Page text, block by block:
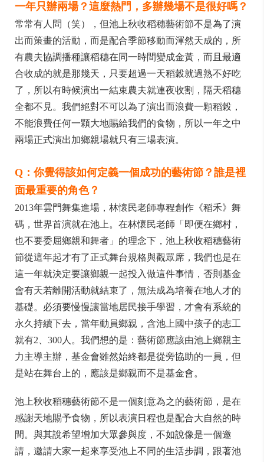
一年只辦兩場？這麼熱門，多辦幾場不是很好嗎？
常常有人問（笑），但池上秋收稻穗藝術節不是為了演
出而策畫的活動，而是配合季節移動而渾然天成的，所
有農夫協調播種讓稻穗在同一時間變成金黃，而且最適
合收成的就是那幾天，只要超過一天稻穀就過熟不好吃
了，所以有時候演出一結束農夫就連夜收割，隔天稻穗
全都不見。我們絕對不可以為了演出而浪費一顆稻榖，
不能浪費任何一顆大地賜給我們的食物，所以一年之中
兩場正式演出加鄉親場就只有三場表演。
Q：你覺得該如何定義一個成功的藝術節？誰是裡
面最重要的角色？
2013年雲門舞集進場，林懷民老師專程創作《稻禾》舞
碼，世界首演就在池上。在林懷民老師「即便在鄉村，
也不要委屈鄉親和舞者」的理念下，池上秋收稻穗藝術
節從這年起才有了正式舞台規格與觀眾席，我們也是在
這一年就決定要讓鄉親一起投入做這件事情，否則基金
會有天若離開活動就結束了，無法成為培養在地人才的
基礎。必須要慢慢讓當地居民接手學習，才會有系統的
永久持續下去，當年動員鄉親，含池上國中孩子的志工
就有2、300人。我們想的是：藝術節應該由池上鄉親主
力主導主辦，基金會雖然始終都是從旁協助的一員，但
是站在舞台上的，應該是鄉親而不是基金會。
池上秋收稻穗藝術節不是一個刻意為之的藝術節，是在
感謝天地賜予食物，所以表演日程也是配合大自然的時
間。與其說希望增加大眾參與度，不如說像是一個邀
請，邀請大家一起來享受池上不同的生活步調，跟著池